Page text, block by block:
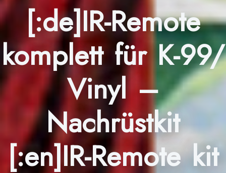
[:de]IR-Remote
komplett für K-99/
Vinyl –
Nachrüstkit
[:en]IR-Remote kit